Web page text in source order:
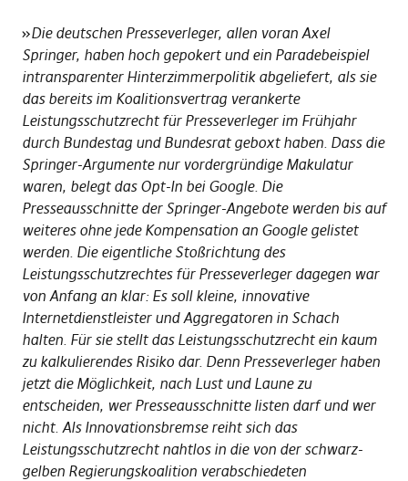
»Die deutschen Presseverleger, allen voran Axel
Springer, haben hoch gepokert und ein Paradebeispiel
intransparenter Hinterzimmerpolitik abgeliefert, als sie
das bereits im Koalitionsvertrag verankerte
Leistungsschutzrecht für Presseverleger im Frühjahr
durch Bundestag und Bundesrat geboxt haben. Dass die
Springer-Argumente nur vordergründige Makulatur
waren, belegt das Opt-In bei Google. Die
Presseausschnitte der Springer-Angebote werden bis auf
weiteres ohne jede Kompensation an Google gelistet
werden. Die eigentliche Stoßrichtung des
Leistungsschutzrechtes für Presseverleger dagegen war
von Anfang an klar: Es soll kleine, innovative
Internetdienstleister und Aggregatoren in Schach
halten. Für sie stellt das Leistungsschutzrecht ein kaum
zu kalkulierendes Risiko dar. Denn Presseverleger haben
jetzt die Möglichkeit, nach Lust und Laune zu
entscheiden, wer Presseausschnitte listen darf und wer
nicht. Als Innovationsbremse reiht sich das
Leistungsschutzrecht nahtlos in die von der schwarz-
gelben Regierungskoalition verabschiedeten